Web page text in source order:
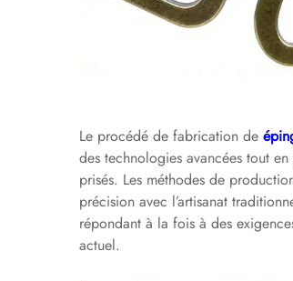
Le procédé de fabrication de
des technologies avancées tout
prisés. Les méthodes de
précision avec l’artisanat
répondant à la fois à des
actuel.